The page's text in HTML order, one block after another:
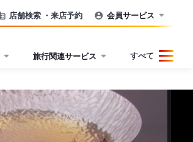
店舗検索 ・来店予約 会員サービス
旅行関連サービス すべて